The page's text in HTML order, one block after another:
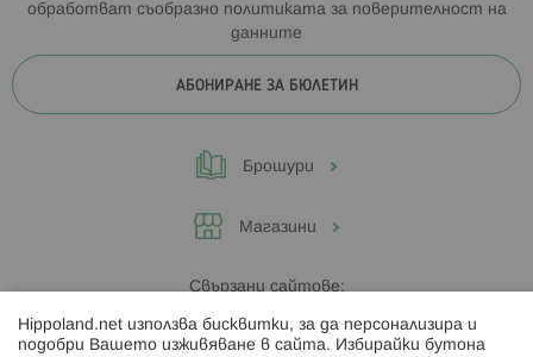
обработват съобразно политиката за поверителност на
данните
АБОНИРАНЕ ЗА БЮЛЕТИН
Брошури
Магазини
Свързани сайтове:
Hippoland.ro
Hippoland.net използва бисквитки, за да персонализира и
подобри Вашето изживяване в сайта. Избирайки бутона